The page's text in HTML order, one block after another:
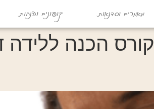
מאמרים וסדנאות קופונים והנחות
קורס הכנה ללידה